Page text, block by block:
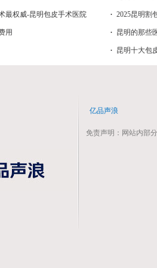
最权威-昆明包皮手术医院 2025昆明割
用 昆明的那些
排名？
昆明十大包
亿品声浪
免责声明：网站内部